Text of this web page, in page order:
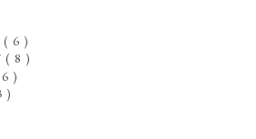
( 6 )
( 8 )
)
)